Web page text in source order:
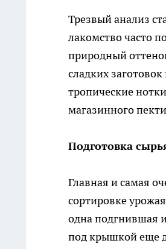
Трезвый анализ
лакомство часто
природный
сладких
тропические
магазинного
Подготовка
Главная и самая
сортировке
одна подгнившая
под крышкой еще